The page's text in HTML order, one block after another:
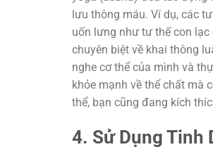
lưu thông máu. Ví dụ, các
uốn lưng như tư thế con
chuyên biệt về khai thông
nghe cơ thể của mình và
khỏe mạnh về thể chất mà
thể, bạn cũng đang kích
4. Sử Dụng Tinh